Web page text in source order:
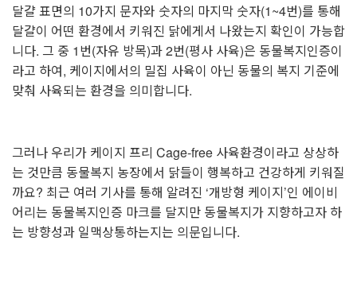
달걀 표면의 10가지 문자와 숫자의 마지막 숫자(1~4번)를 통해
달걀이 어떤 환경에서 키워진 닭에게서 나왔는지 확인이 가능합
니다. 그 중 1번(자유 방목)과 2번(평사 사육)은 동물복지인증이
라고 하여, 케이지에서의 밀집 사육이 아닌 동물의 복지 기준에
맞춰 사육되는 환경을 의미합니다.
그러나 우리가 케이지 프리 Cage-free 사육환경이라고 상상하
는 것만큼 동물복지 농장에서 닭들이 행복하고 건강하게 키워질
까요? 최근 여러 기사를 통해 알려진 ‘개방형 케이지’인 에이비
어리는 동물복지인증 마크를 달지만 동물복지가 지향하고자 하
는 방향성과 일맥상통하는지는 의문입니다.